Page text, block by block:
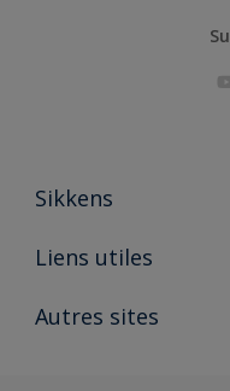
Sikkens
A propos de Sikkens
Liens utiles
Ouvrir un magasin PASS
Autres sites